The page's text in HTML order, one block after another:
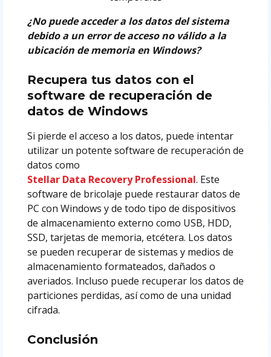
¿No puede acceder a los datos del sistema
debido a un error de acceso no válido a la
ubicación de memoria en Windows?
Recupera tus datos con el
software de recuperación de
datos de Windows
Si pierde el acceso a los datos, puede intentar
utilizar un potente software de recuperación de
datos como
Stellar Data Recovery Professional. Este
software de bricolaje puede restaurar datos de
PC con Windows y de todo tipo de dispositivos
de almacenamiento externo como USB, HDD,
SSD, tarjetas de memoria, etcétera. Los datos
se pueden recuperar de sistemas y medios de
almacenamiento formateados, dañados o
averiados. Incluso puede recuperar los datos de
particiones perdidas, así como de una unidad
cifrada.
Conclusión